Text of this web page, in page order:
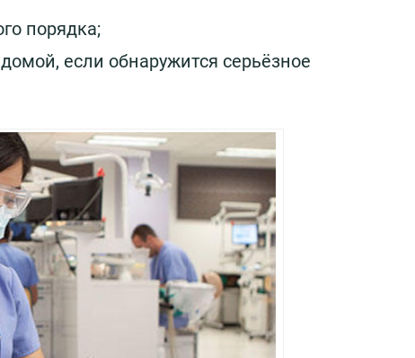
порядка;
если обнаружится серьёзное